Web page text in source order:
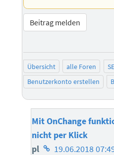
Beitrag melden
Übersicht alle Foren
Benutzerkonto erstellen
Mit OnChange
nicht per Klick
pl Homepage
19.06.2018